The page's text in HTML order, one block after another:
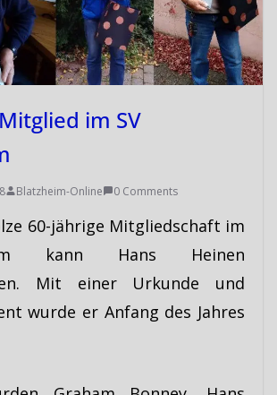
im SV
Blatzheim-Online 0 Comments
60-jährige Mitgliedschaft im
kann Hans Heinen
Mit einer Urkunde und
wurde er Anfang des Jahres